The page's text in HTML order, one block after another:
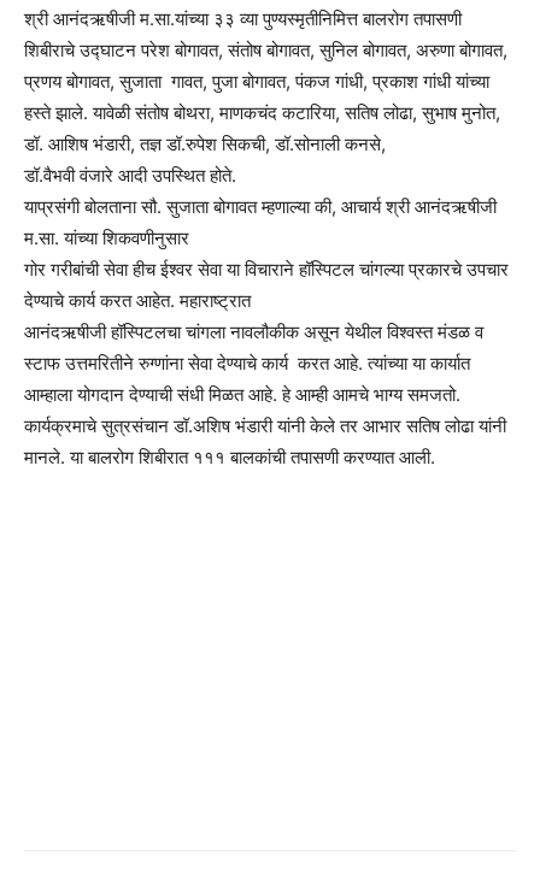
श्री आनंदऋषीजी म.सा.यांच्या ३३ व्या पुण्यस्मृतीनिमित्त बालरोग तपासणी
शिबीराचे उद्घाटन परेश बोगावत, संतोष बोगावत, सुनिल बोगावत, अरुणा बोगावत,
प्रणय बोगावत, सुजाता गावत, पुजा बोगावत, पंकज गांधी, प्रकाश गांधी यांच्या
हस्ते झाले. यावेळी संतोष बोथरा, माणकचंद कटारिया, सतिष लोढा, सुभाष मुनोत,
डॉ. आशिष भंडारी, तज्ञ डॉ.रुपेश सिकची, डॉ.सोनाली कनसे,
डॉ.वैभवी वंजारे आदी उपस्थित होते.
याप्रसंगी बोलताना सौ. सुजाता बोगावत म्हणाल्या की, आचार्य श्री आनंदऋषीजी
म.सा. यांच्या शिकवणीनुसार
गोर गरीबांची सेवा हीच ईश्वर सेवा या विचाराने हॉस्पिटल चांगल्या प्रकारचे उपचार
देण्याचे कार्य करत आहेत. महाराष्ट्रात
आनंदऋषीजी हॉस्पिटलचा चांगला नावलौकीक असून येथील विश्वस्त मंडळ व
स्टाफ उत्तमरितीने रुग्णांना सेवा देण्याचे कार्य करत आहे. त्यांच्या या कार्यात
आम्हाला योगदान देण्याची संधी मिळत आहे. हे आम्ही आमचे भाग्य समजतो.
कार्यक्रमाचे सुत्रसंचान डॉ.अशिष भंडारी यांनी केले तर आभार सतिष लोढा यांनी
मानले. या बालरोग शिबीरात १११ बालकांची तपासणी करण्यात आली.